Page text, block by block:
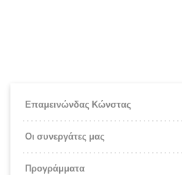
Επαμεινώνδας Κώνστας
Οι συνεργάτες μας
Προγράμματα